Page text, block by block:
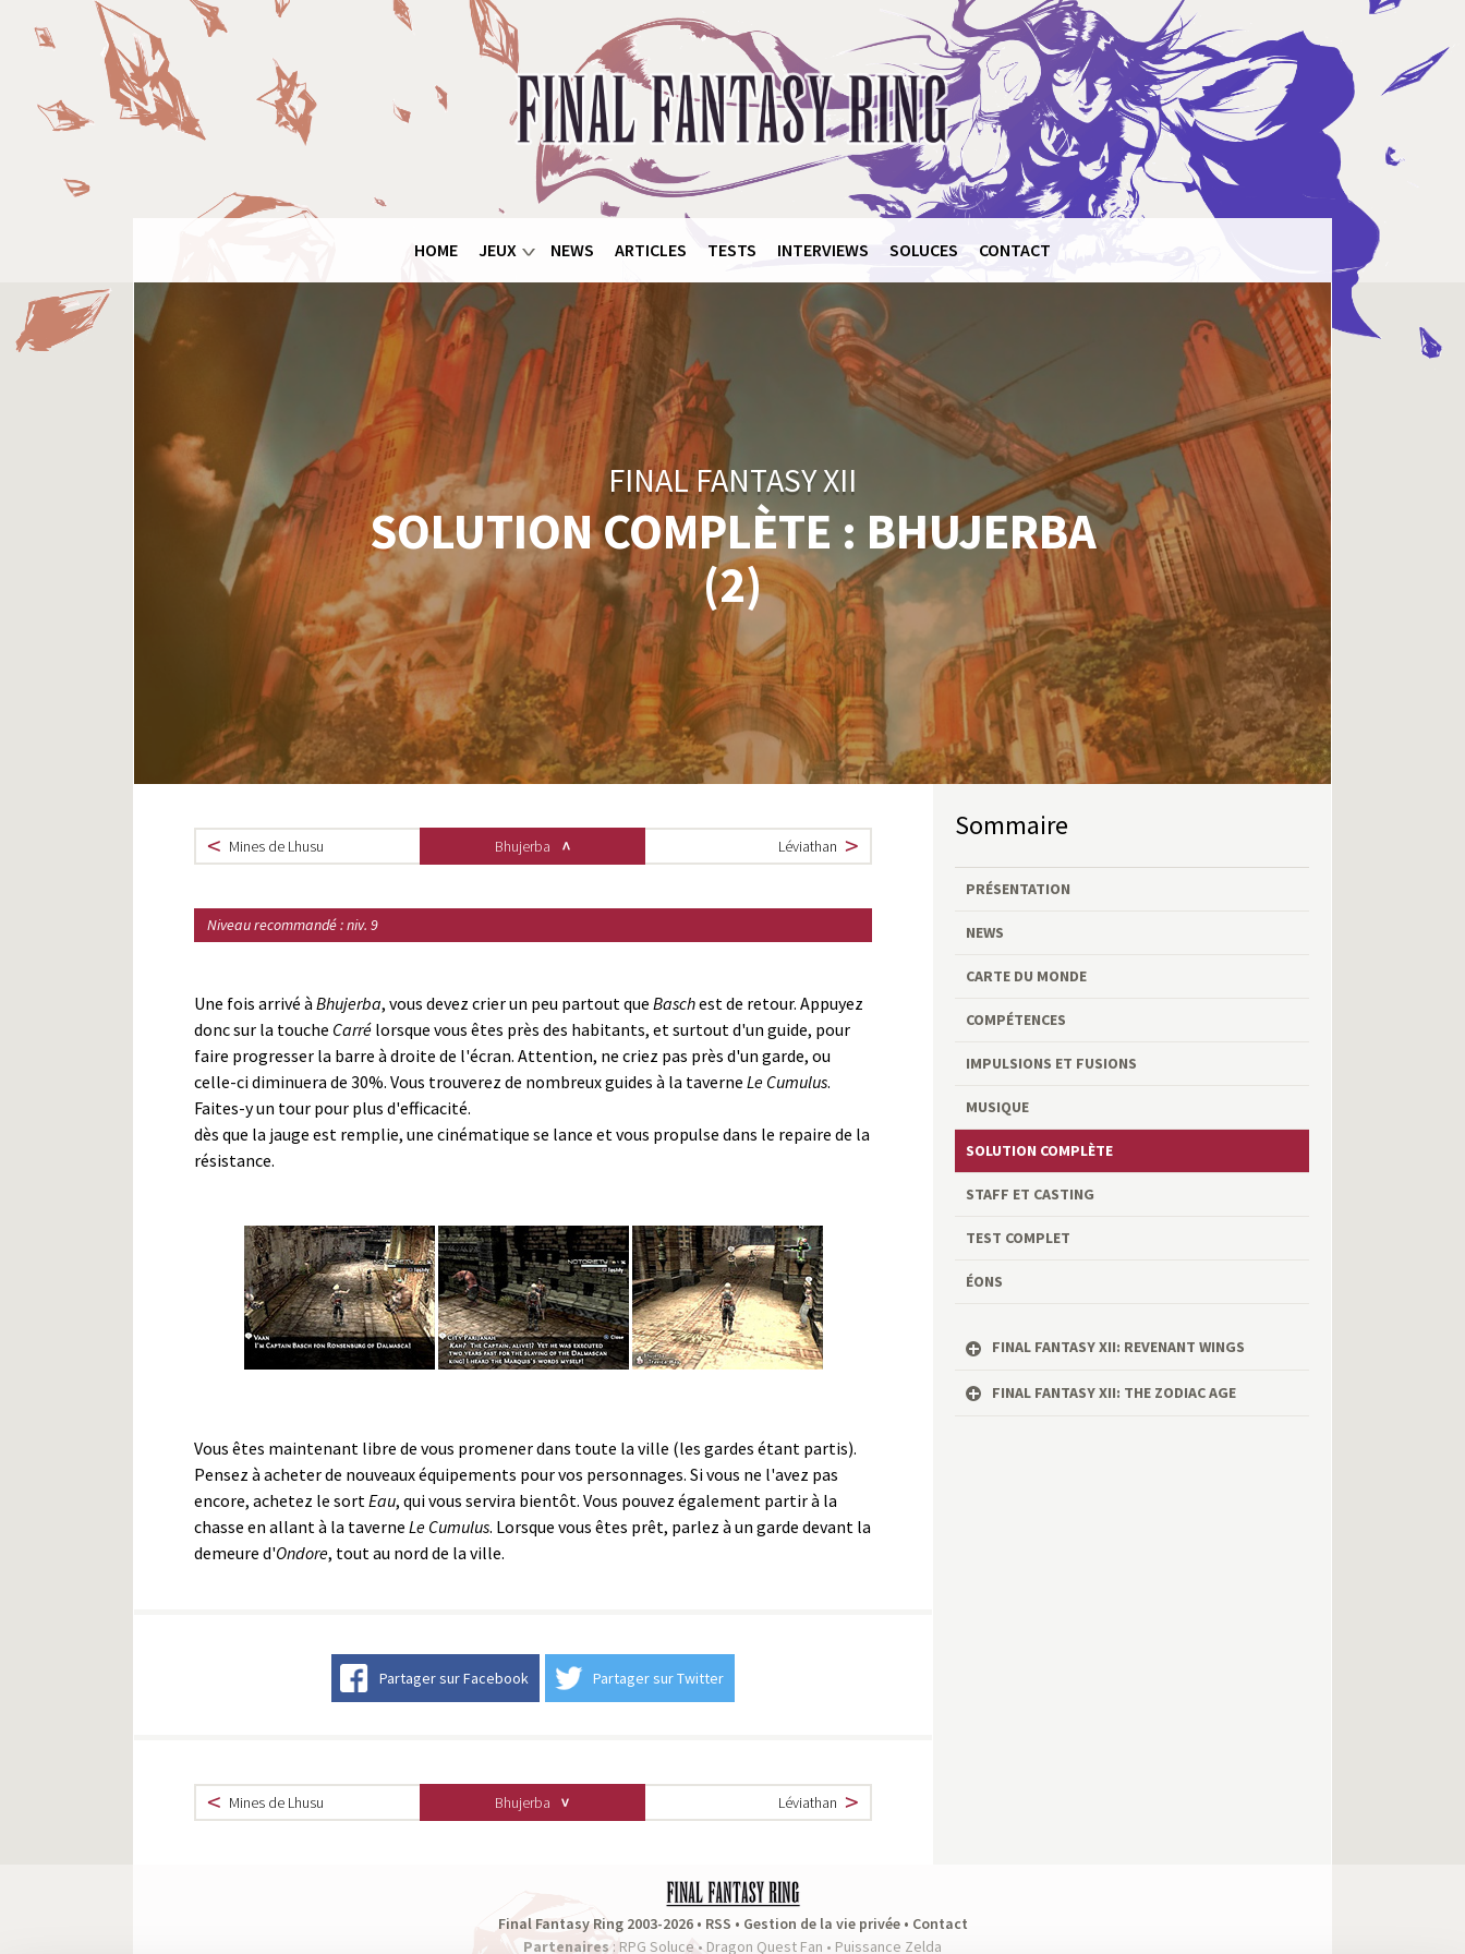
Final
Fantasy
Ring
HOME JEUX NEWS ARTICLES TESTS INTERVIEWS SOLUCES CONTACT
FINAL FANTASY XII
SOLUTION COMPLÈTE : BHUJERBA
(2)
Mines de Lhusu Bhujerba Léviathan
Niveau recommandé : niv. 9
Une fois arrivé à Bhujerba, vous devez crier un peu partout que Baschest de retour. Appuyez
donc sur la touche Carré lorsque vous êtes près des habitants, et surtout d'un guide, pour
faire progresser la barre à droite de l'écran. Attention, ne criez pas près d'un garde, ou
celle-ci diminuera de 30%. Vous trouverez de nombreux guides à la taverne Le Cumulus.
Faites-y un tour pour plus d'efficacité.
dès que la jauge est remplie, une cinématique se lance et vous propulse dans le repaire de la
résistance.
Vous êtes maintenant libre de vous promener dans toute la ville (les gardes étant partis).
Pensez à acheter de nouveaux équipements pour vos personnages. Si vous ne l'avez pas
encore, achetez le sortEau, qui vous servira bientôt. Vous pouvez également partir à la
chasse en allant à la taverne Le Cumulus. Lorsque vous êtes prêt, parlez à un garde devant la
demeure d'Ondore, tout au nord de la ville.
Partager sur Facebook Partager sur Twitter
Mines de Lhusu Bhujerba Léviathan
Sommaire
PRÉSENTATION
NEWS
CARTE DU MONDE
COMPÉTENCES
IMPULSIONS ET FUSIONS
MUSIQUE
SOLUTION COMPLÈTE
STAFF ET CASTING
TEST COMPLET
ÉONS
FINAL FANTASY XII: REVENANT WINGS
FINAL FANTASY XII: THE ZODIAC AGE
Final Fantasy Ring 2003-2026 • RSS • Gestion de la vie privée• Contact
Partenaires : RPG Soluce • Dragon Quest Fan • Puissance Zelda
Panneau de gestion des cookies